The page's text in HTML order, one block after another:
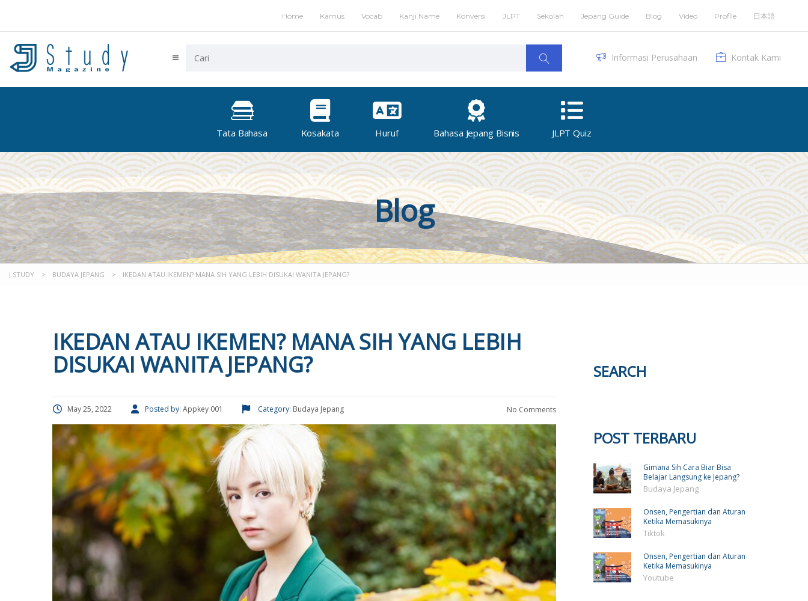
Home Kamus Vocab Kanji Name Konversi JLPT Sekolah Jepang Guide Blog Video Profile 日本語
Informasi Perusahaan Kontak Kami
Tata Bahasa Kosakata Huruf Bahasa Jepang Bisnis JLPT Quiz
Blog
J STUDY > BUDAYA JEPANG > IKEDAN ATAU IKEMEN? MANA SIH YANG LEBIH DISUKAI WANITA JEPANG?
IKEDAN ATAU IKEMEN? MANA SIH YANG LEBIH
DISUKAI WANITA JEPANG?
May 25, 2022 Posted by: Appkey 001 Category: Budaya Jepang No Comments
SEARCH
POST TERBARU
Gimana Sih Cara Biar Bisa
Belajar Langsung ke Jepang?
Budaya Jepang
Onsen, Pengertian dan Aturan
Ketika Memasukinya
Tiktok
Onsen, Pengertian dan Aturan
Ketika Memasukinya
Youtube